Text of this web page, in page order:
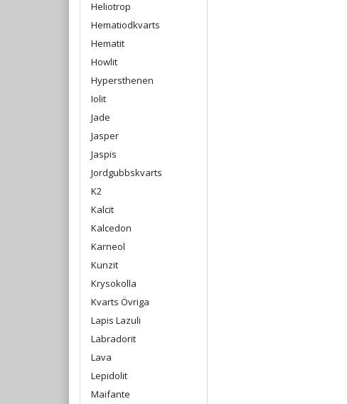
Heliotrop
Hematiodkvarts
Hematit
Howlit
Hypersthenen
Iolit
Jade
Jasper
Jaspis
Jordgubbskvarts
K2
Kalcit
Kalcedon
Karneol
Kunzit
Krysokolla
Kvarts Övriga
Lapis Lazuli
Labradorit
Lava
Lepidolit
Maifante